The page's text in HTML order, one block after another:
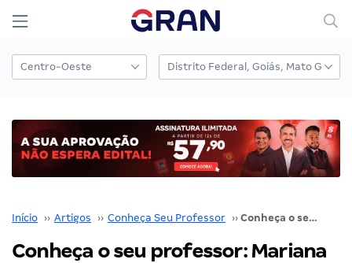
Início ›› Artigos ›› Conheça Seu Professor ›› Conheça o seu professor: Mariana Barreiras, Consultora Legislativa da Câmara dos Deputados.
Conheça o seu professor: Mariana